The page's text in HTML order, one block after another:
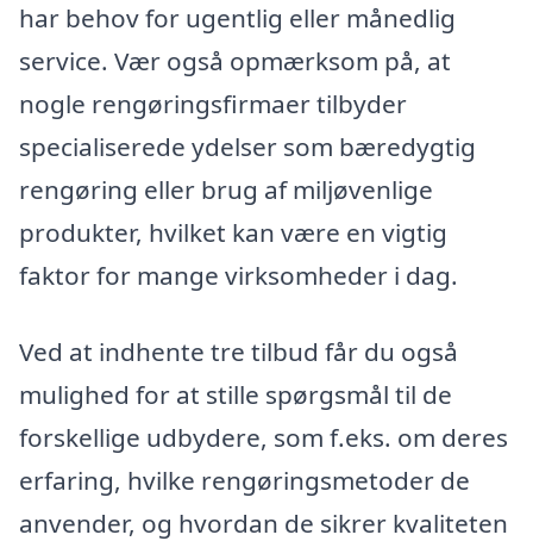
har behov for ugentlig eller månedlig
service. Vær også opmærksom på, at
nogle rengøringsfirmaer tilbyder
specialiserede ydelser som bæredygtig
rengøring eller brug af miljøvenlige
produkter, hvilket kan være en vigtig
faktor for mange virksomheder i dag.
Ved at indhente tre tilbud får du også
mulighed for at stille spørgsmål til de
forskellige udbydere, som f.eks. om deres
erfaring, hvilke rengøringsmetoder de
anvender, og hvordan de sikrer kvaliteten